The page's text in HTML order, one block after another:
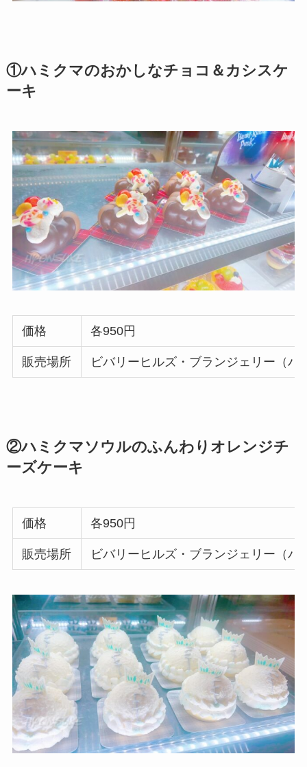
①ハミクマのおかしなチョコ＆カシスケ
ーキ
価格 各950円
販売場所 ビバリーヒルズ・ブランジェリー（ハ
②ハミクマソウルのふんわりオレンジチ
ーズケーキ
価格 各950円
販売場所 ビバリーヒルズ・ブランジェリー（ハ